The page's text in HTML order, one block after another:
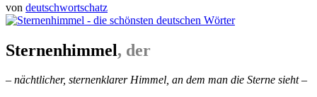
von deutschwortschatz
Sternenhimmel, der
– nächtlicher, sternenklarer Himmel, an dem man die Sterne sieht –